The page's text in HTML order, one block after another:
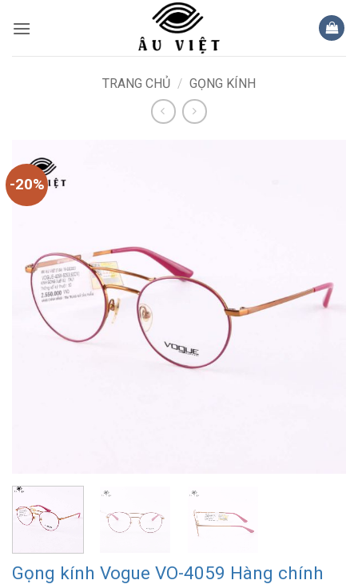
qua
TRANG CHỦ / GỌNG KÍNH
-20%
Gọng kính Vogue VO-4059 Hàng chính